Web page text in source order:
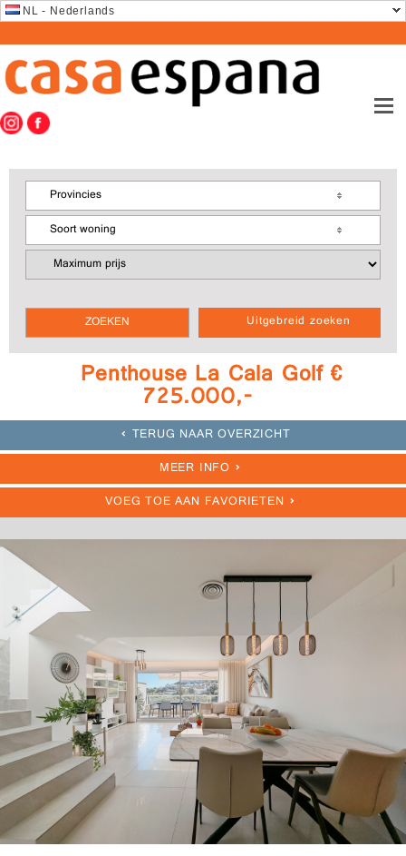
NL - Nederlands
Uitgebreid zoeken
Provincies
Soort woning
Penthouse La Cala Golf €
725.000,-
TERUG NAAR OVERZICHT
MEER INFO
VOEG TOE AAN FAVORIETEN